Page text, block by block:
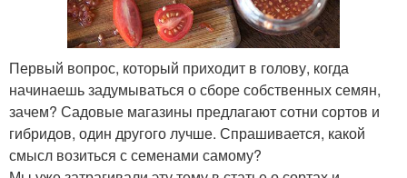
Первый вопрос, который приходит в голову, когда
начинаешь задумываться о сборе собственных семян,
зачем? Садовые магазины предлагают сотни сортов и
гибридов, один другого лучше. Спрашивается, какой
смысл возиться с семенами самому?